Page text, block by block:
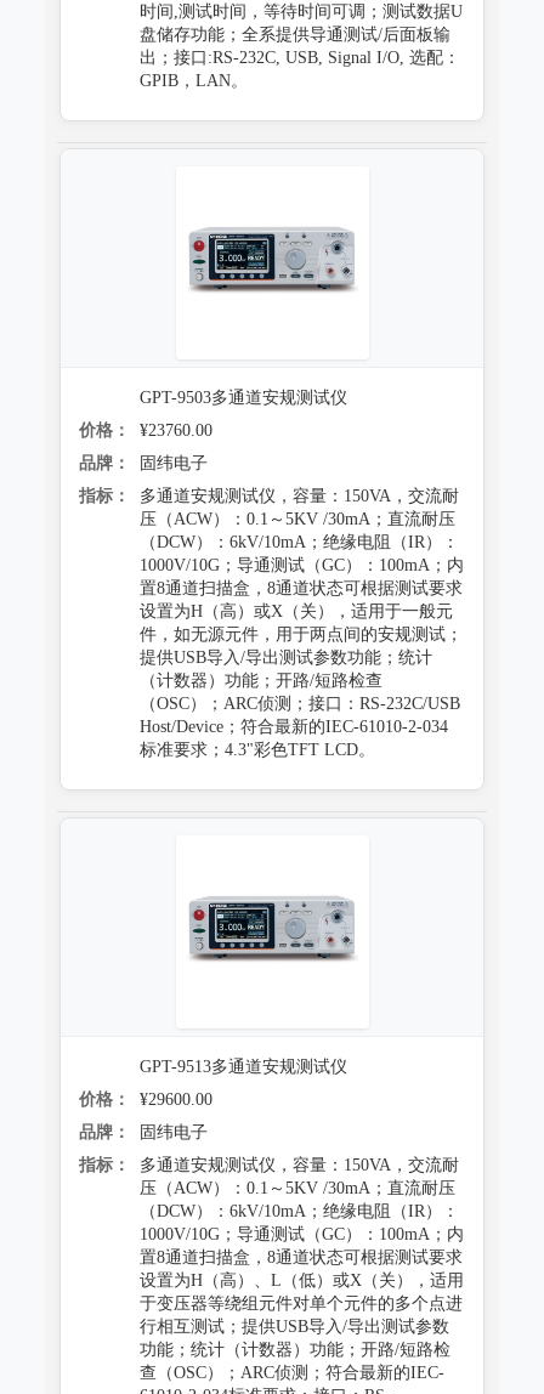
时间,测试时间，等待时间可调；测试数据U
盘储存功能；全系提供导通测试/后面板输
出；接口:RS-232C, USB, Signal I/O, 选配：
GPIB，LAN。
GPT-9503多通道安规测试仪
价格：
¥23760.00
品牌：
固纬电子
指标：
多通道安规测试仪，容量：150VA，交流耐
压（ACW）：0.1～5KV /30mA；直流耐压
（DCW）：6kV/10mA；绝缘电阻（IR）：
1000V/10G；导通测试（GC）：100mA；内
置8通道扫描盒，8通道状态可根据测试要求
设置为H（高）或X（关），适用于一般元
件，如无源元件，用于两点间的安规测试；
提供USB导入/导出测试参数功能；统计
（计数器）功能；开路/短路检查
（OSC）；ARC侦测；接口：RS-232C/USB
Host/Device；符合最新的IEC-61010-2-034
标准要求；4.3"彩色TFT LCD。
GPT-9513多通道安规测试仪
价格：
¥29600.00
品牌：
固纬电子
指标：
多通道安规测试仪，容量：150VA，交流耐
压（ACW）：0.1～5KV /30mA；直流耐压
（DCW）：6kV/10mA；绝缘电阻（IR）：
1000V/10G；导通测试（GC）：100mA；内
置8通道扫描盒，8通道状态可根据测试要求
设置为H（高）、L（低）或X（关），适用
于变压器等绕组元件对单个元件的多个点进
行相互测试；提供USB导入/导出测试参数
功能；统计（计数器）功能；开路/短路检
查（OSC）；ARC侦测；符合最新的IEC-